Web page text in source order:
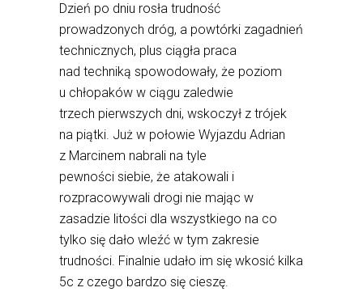
Dzień po dniu rosła trudność
prowadzonych dróg, a powtórki zagadnień
technicznych, plus ciągła praca
nad techniką spowodowały, że poziom
u chłopaków w ciągu zaledwie
trzech pierwszych dni, wskoczył z trójek
na piątki. Już w połowie Wyjazdu Adrian
z Marcinem nabrali na tyle
pewności siebie, że atakowali i
rozpracowywali drogi nie mając w
zasadzie litości dla wszystkiego na co
tylko się dało wleźć w tym zakresie
trudności. Finalnie udało im się wkosić kilka
5c z czego bardzo się cieszę.